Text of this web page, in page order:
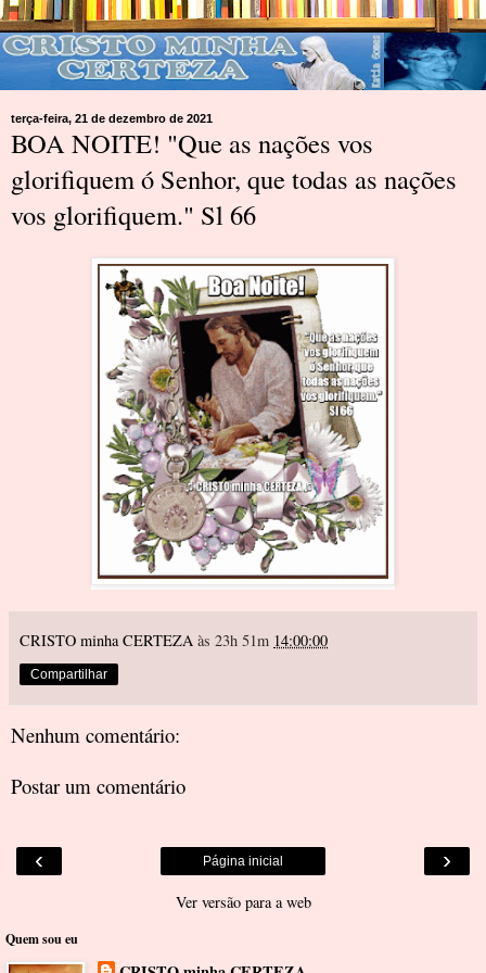
terça-feira, 21 de dezembro de 2021
BOA NOITE! "Que as nações vos
glorifiquem ó Senhor, que todas as nações
vos glorifiquem." Sl 66
CRISTO minha CERTEZA às 23h 51m 14:00:00
Compartilhar
Nenhum comentário:
Postar um comentário
‹ ›
Página inicial
Ver versão para a web
Quem sou eu